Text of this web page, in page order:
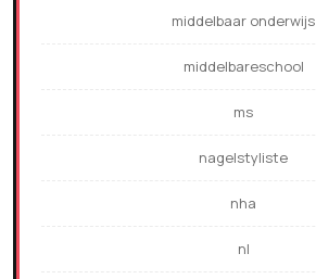
middelbaar onderwijs
middelbareschool
ms
nagelstyliste
nha
nl